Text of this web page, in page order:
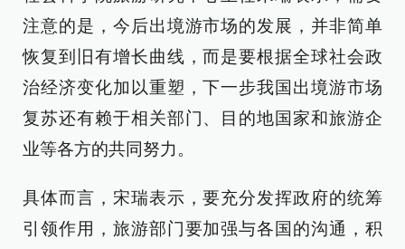
注意的是，今后出境游市场的发展，并非简单
恢复到旧有增长曲线，而是要根据全球社会政
治经济变化加以重塑，下一步我国出境游市场
复苏还有赖于相关部门、目的地国家和旅游企
业等各方的共同努力。
具体而言，宋瑞表示，要充分发挥政府的统筹
引领作用，旅游部门要加强与各国的沟通，积